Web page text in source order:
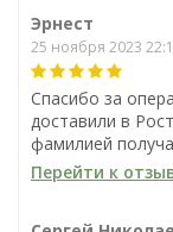
1 800
0
В
В наличии
Эрнест
25 ноября 2023
Спасибо за
доставили в
фамилией
Перейти к